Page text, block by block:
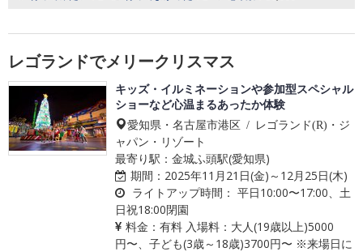
レゴランドでメリークリスマス
キッズ・イルミネーションや参加型スペシャル
ショーなど心温まるあったか体験
愛知県・名古屋市港区 / レゴランド(R)・ジ
ャパン・リゾート
最寄り駅：金城ふ頭駅(愛知県)
期間： 2025年11月21日(金)～12月25日(木)
ライトアップ時間： 平日10:00〜17:00、土
日祝18:00閉園
料金： 有料 入場料：大人(19歳以上)5000
円〜、子ども(3歳～18歳)3700円〜 ※来場日に